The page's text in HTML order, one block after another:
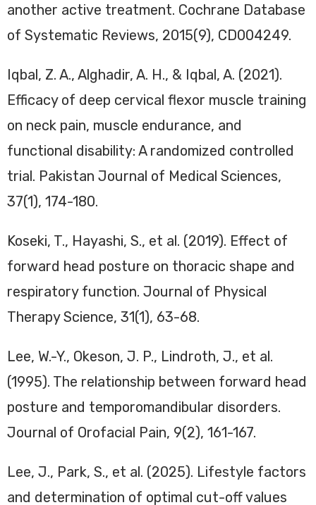
another active treatment. Cochrane Database
of Systematic Reviews, 2015(9), CD004249.
Iqbal, Z. A., Alghadir, A. H., & Iqbal, A. (2021).
Efficacy of deep cervical flexor muscle training
on neck pain, muscle endurance, and
functional disability: A randomized controlled
trial. Pakistan Journal of Medical Sciences,
37(1), 174-180.
Koseki, T., Hayashi, S., et al. (2019). Effect of
forward head posture on thoracic shape and
respiratory function. Journal of Physical
Therapy Science, 31(1), 63-68.
Lee, W.-Y., Okeson, J. P., Lindroth, J., et al.
(1995). The relationship between forward head
posture and temporomandibular disorders.
Journal of Orofacial Pain, 9(2), 161-167.
Lee, J., Park, S., et al. (2025). Lifestyle factors
and determination of optimal cut-off values